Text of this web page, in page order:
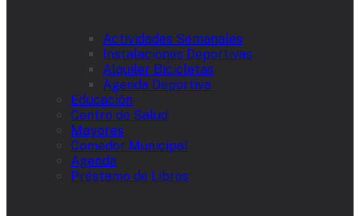
Actividades Semanales
Instalaciones Deportivas
Alquiler Bicicletas
Agenda Deportiva
Educación
Centro de Salud
Mayores
Comedor Municipal
Agenda
Préstamo de Libros